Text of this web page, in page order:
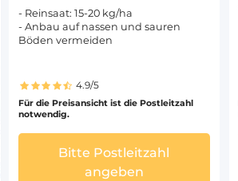
- Reinsaat: 15-20 kg/ha
- Anbau auf nassen und sauren
Böden vermeiden
4.9/5
Für die Preisansicht ist die Postleitzahl
notwendig.
Bitte Postleitzahl
angeben